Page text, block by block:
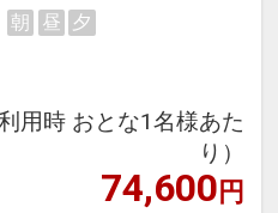
ク・・・車で約１
える全天候型のパ
お散歩や、フクロ
ードショーなどが見
連れの方におすすめ
湖です。宍道湖の
選』にも登録され
マトシジミ』がた
名です。旅のお食
理をお召し上がりく
リニューアルオー
いただけるオート
朝 昼 夕
用時 おとな1名様あた
り）
74,600円